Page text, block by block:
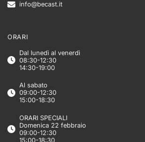
info@becast.it
ORARI
Dal lunedì al venerdì
08:30-12:30
14:30-19:00
Al sabato
09:00-12:30
15:00-18:30
ORARI SPECIALI
Domenica 22 febbraio
09:00-12:30
15:00-18:30